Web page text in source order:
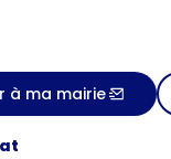
à ma mairie